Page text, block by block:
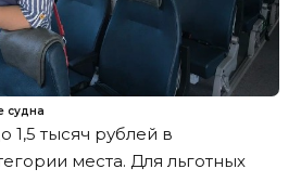
судна
1,5 тысяч рублей в
места. Для льготных